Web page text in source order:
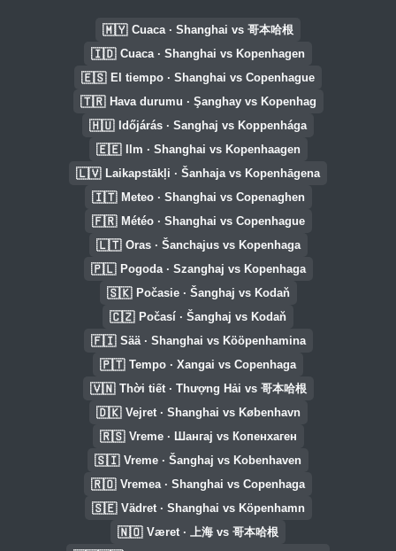
🇲🇾 Cuaca · Shanghai vs 哥本哈根
🇮🇩 Cuaca · Shanghai vs Kopenhagen
🇪🇸 El tiempo · Shanghai vs Copenhague
🇹🇷 Hava durumu · Şanghay vs Kopenhag
🇭🇺 Időjárás · Sanghaj vs Koppenhága
🇪🇪 Ilm · Shanghai vs Kopenhaagen
🇱🇻 Laikapstākļi · Šanhaja vs Kopenhāgena
🇮🇹 Meteo · Shanghai vs Copenaghen
🇫🇷 Météo · Shanghai vs Copenhague
🇱🇹 Oras · Šanchajus vs Kopenhaga
🇵🇱 Pogoda · Szanghaj vs Kopenhaga
🇸🇰 Počasie · Šanghaj vs Kodaň
🇨🇿 Počasí · Šanghaj vs Kodaň
🇫🇮 Sää · Shanghai vs Kööpenhamina
🇵🇹 Tempo · Xangai vs Copenhaga
🇻🇳 Thời tiết · Thượng Hải vs 哥本哈根
🇩🇰 Vejret · Shanghai vs København
🇷🇸 Vreme · Шангај vs Копенхаген
🇸🇮 Vreme · Šanghaj vs Kobenhaven
🇷🇴 Vremea · Shanghai vs Copenhaga
🇸🇪 Vädret · Shanghai vs Köpenhamn
🇳🇴 Været · 上海 vs 哥本哈根